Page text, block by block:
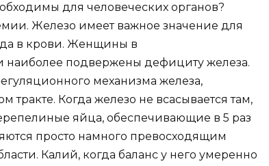
для человеческих органов?
Железо имеет важное значение для
в крови. Женщины в
подвержены дефициту железа.
механизма железа,
Когда железо не всасывается там,
яйца, обеспечивающие в 5 раз
просто намного превосходящим
Калий, когда баланс у него умеренно